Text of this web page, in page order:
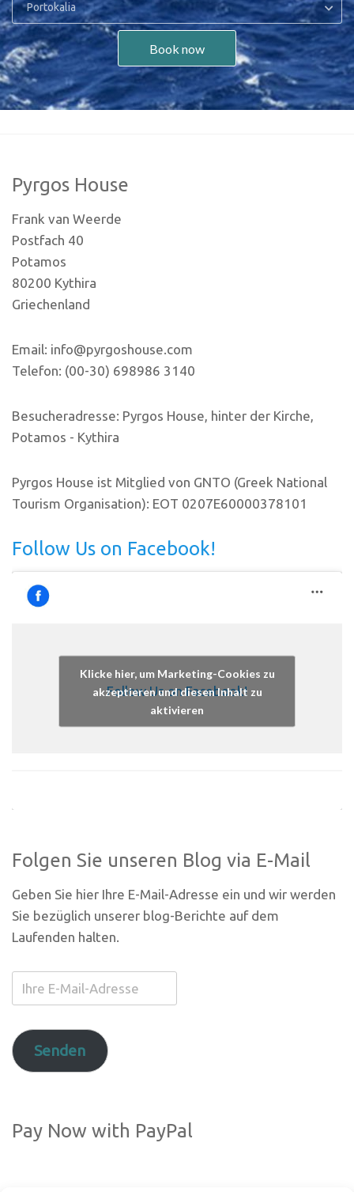
Portokalia
Book now
Pyrgos House
Frank van Weerde
Postfach 40
Potamos
80200 Kythira
Griechenland
Email: info@pyrgoshouse.com
Telefon: (00-30) 698986 3140
Besucheradresse: Pyrgos House, hinter der Kirche,
Potamos - Kythira
Pyrgos House ist Mitglied von GNTO (Greek National
Tourism Organisation): EOT 0207E60000378101
Follow Us on Facebook!
Follow Us on Facebook!
Klicke hier, um Marketing-Cookies zu
akzeptieren und diesen Inhalt zu
aktivieren
Folgen Sie unseren Blog via E-Mail
Geben Sie hier Ihre E-Mail-Adresse ein und wir werden
Sie bezüglich unserer blog-Berichte auf dem
Laufenden halten.
Ihre
E-
AdresseSenden
Pay Now with PayPal